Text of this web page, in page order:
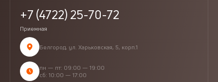
+7 (4722) 25-70-72
Приемная
Белгород, ул. Харьковская, 5, корп.1
пн — пт: 09:00 — 19:00
сб: 10:00 — 17:00